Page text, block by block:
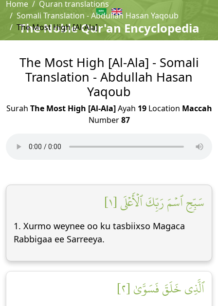
The Noble Qur'an Encyclopedia
Home
Quran translations
Somali Translation - Abdullah Hasan Yaqoub
The Most High [Al-Ala]
The Most High [Al-Ala] - Somali
Translation - Abdullah Hasan
Yaqoub
Surah The Most High [Al-Ala]Ayah 19Location Maccah
Number87
سَبِّحِ ٱسۡمَ رَبِّكَ ٱلۡأَعۡلَى [١]
1. Xurmo weynee oo ku tasbiixso Magaca
Rabbigaa ee Sarreeya.
ٱلَّذِي خَلَقَ فَسَوَّىٰ [٢]